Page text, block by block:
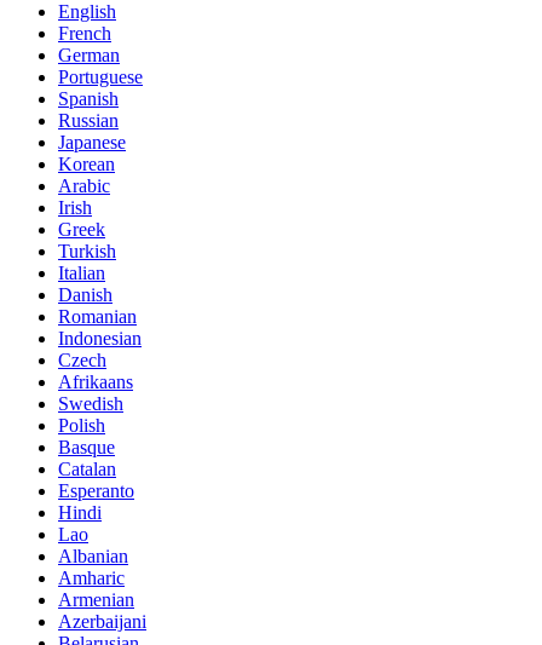
English
French
German
Portuguese
Spanish
Russian
Japanese
Korean
Arabic
Irish
Greek
Turkish
Italian
Danish
Romanian
Indonesian
Czech
Afrikaans
Swedish
Polish
Basque
Catalan
Esperanto
Hindi
Lao
Albanian
Amharic
Armenian
Azerbaijani